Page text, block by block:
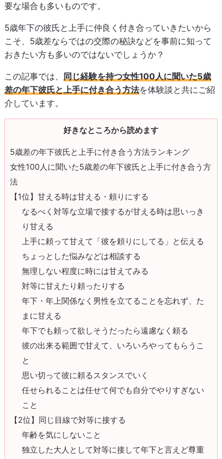
要な場合も多いものです。
5歳年下の彼氏と上手に仲良く付き合っていきたいから
こそ、5歳差ならではの交際の秘訣などを事前に知って
おきたい方も多いのではないでしょうか？
この記事では、
同じ経験を持つ女性100人に聞いた5歳
差の年下彼氏と上手に付き合う方法を体験談と共にご紹
介しています。
好きなところから読めます
5歳差の年下彼氏と上手に付き合う方法ランキング
女性100人に聞いた5歳差の年下彼氏と上手に付き合う方
法
【1位】甘える時は甘える・頼りにする
なるべく対等な立場で接するが甘える時は思いっき
り甘える
上手に頼って甘えて「彼を頼りにしてる」と伝える
ちょっとした悩みなどは相談する
無理しない程度に時には甘えてみる
対等に甘えたり頼ったりする
年下・年上関係なく男性を立てることを忘れず、た
まに甘える
年下でも頼って欲しそうだったら遠慮なく頼る
彼の出来る範囲で甘えて、いろいろやってもらうこ
と
思い切って彼に頼るスタンスでいく
任せられることは任せて何でも自分でやりすぎない
こと
【2位】同じ目線で対等に接する
年齢を気にしないこと
独立した大人として対等に接して年下と言えど尊重